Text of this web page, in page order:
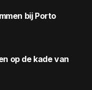
bij Porto
op de kade van